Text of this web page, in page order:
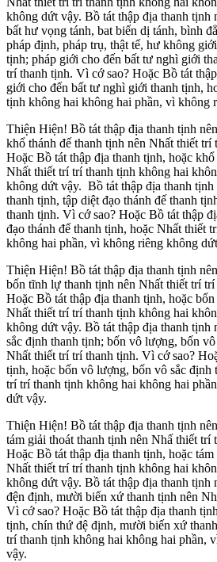
không dứt vậy. Bồ tát thập địa thanh tịnh
bất hư vọng tánh, bat biến dị tánh, bình
pháp định, pháp trụ, thật tế, hư không
tịnh; pháp giới cho đến bất tư nghì giới
trí thanh tịnh. Vì cớ sao? Hoặc Bồ tát
giới cho đến bất tư nghì giới thanh tịnh,
tịnh không hai không hai phần, vì không
Thiện Hiện! Bồ tát thập địa thanh tịnh
khổ thánh đế thanh tịnh nên Nhất thiết
Hoặc Bồ tát thập địa thanh tịnh, hoặc
Nhất thiết trí trí thanh tịnh không hai
không dứt vậy. Bồ tát thập địa thanh tịnh
thanh tịnh, tập diệt đạo thánh đế thanh
thanh tịnh. Vì cớ sao? Hoặc Bồ tát thập
đạo thánh đế thanh tịnh, hoặc Nhất thiết
không hai phần, vì không riêng không
Thiện Hiện! Bồ tát thập địa thanh tịnh
bốn tĩnh lự thanh tịnh nên Nhất thiết trí
Hoặc Bồ tát thập địa thanh tịnh, hoặc
Nhất thiết trí trí thanh tịnh không hai
không dứt vậy. Bồ tát thập địa thanh tịnh
sắc định thanh tịnh; bốn vô lượng, bốn
Nhất thiết trí trí thanh tịnh. Vì cớ sao?
tịnh, hoặc bốn vô lượng, bốn vô sắc định
trí trí thanh tịnh không hai không hai
dứt vậy.
Thiện Hiện! Bồ tát thập địa thanh tịnh
tám giải thoát thanh tịnh nên Nhấ thiết trí
Hoặc Bồ tát thập địa thanh tịnh, hoặc
Nhất thiết trí trí thanh tịnh không hai
không dứt vậy. Bồ tát thập địa thanh tịnh
đện định, mười biến xứ thanh tịnh nên
Vì cớ sao? Hoặc Bồ tát thập địa thanh
tịnh, chín thứ đệ định, mười biến xứ
trí thanh tịnh không hai không hai phần,
vậy.